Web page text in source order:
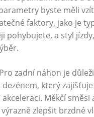
byste měli
⁣faktory, jako je
pohybujete, ‌a styl
zadní náhon je
který
Měkčí směsi
zlepšit ​brzdné